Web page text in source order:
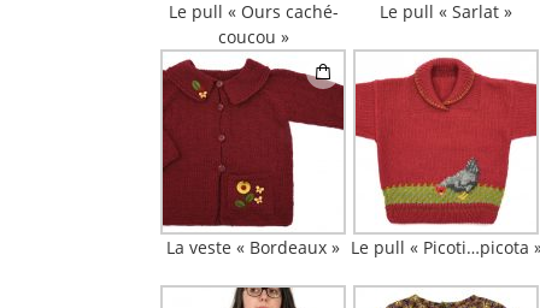
Le pull « Ours caché-
coucou »
Le pull « Sarlat »
La veste « Bordeaux » Le pull « Picoti…picota